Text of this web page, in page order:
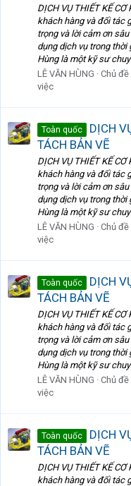
DỊCH VỤ THIẾT KẾ CƠ
khách hàng và đối tác
trọng và lời cảm ơn
dụng dịch vụ trong thời
Hùng là một kỹ sư
LÊ VĂN HÙNG
Chủ đề
việc
Toàn quốc
DỊCH
TÁCH BẢN VẼ
DỊCH VỤ THIẾT KẾ CƠ
khách hàng và đối tác
trọng và lời cảm ơn
dụng dịch vụ trong thời
Hùng là một kỹ sư
LÊ VĂN HÙNG
Chủ đề
việc
Toàn quốc
DỊCH
TÁCH BẢN VẼ
DỊCH VỤ THIẾT KẾ CƠ
khách hàng và đối tác
trọng và lời cảm ơn
dụng dịch vụ trong thời
Hùng là một kỹ sư
LÊ VĂN HÙNG
Chủ đề
việc
Toàn quốc
DỊCH
TÁCH BẢN VẼ
DỊCH VỤ THIẾT KẾ CƠ
khách hàng và đối tác